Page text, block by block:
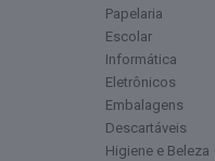
Papelaria
Escolar
Informática
Eletrônicos
Embalagens
Descartáveis
Higiene e Beleza